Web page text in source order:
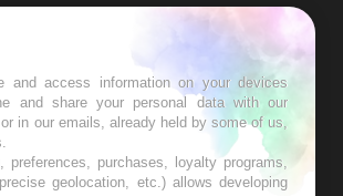
and access information on your devices
and share your personal data with our
in our emails, already held by some of us,
purchases, loyalty programs,
geolocation, etc.) allows developing